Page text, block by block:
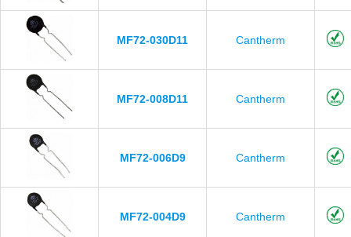
MF72-030D11 Cantherm
MF72-008D11 Cantherm
MF72-006D9 Cantherm
MF72-004D9 Cantherm